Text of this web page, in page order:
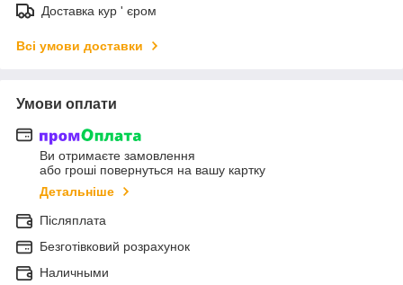
Доставка кур ' єром
Всі умови доставки
Умови оплати
Ви отримаєте замовлення
або гроші повернуться на вашу картку
Детальніше
Післяплата
Безготівковий розрахунок
Наличными